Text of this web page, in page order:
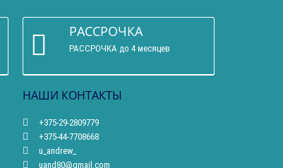
РАССРОЧКА
РАССРОЧКА до 4 месяцев
НАШИ КОНТАКТЫ
+375-29-2809779
+375-44-7708668
u_andrew_
uand80@gmail.com